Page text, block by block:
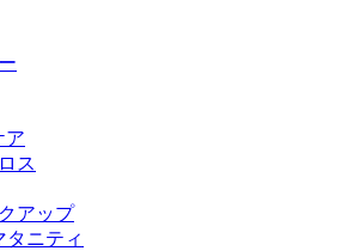
ア
ス
アップ
タニティ